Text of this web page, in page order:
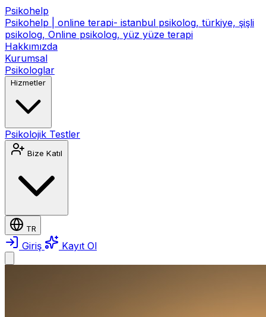
Psikohelp
Psikohelp | online terapi- istanbul psikolog, türkiye, şişli
psikolog, Online psikolog, yüz yüze terapi
Hakkımızda
Kurumsal
Psikologlar
Hizmetler
Psikolojik Testler
Bize Katıl
TR
Giriş Kayıt Ol